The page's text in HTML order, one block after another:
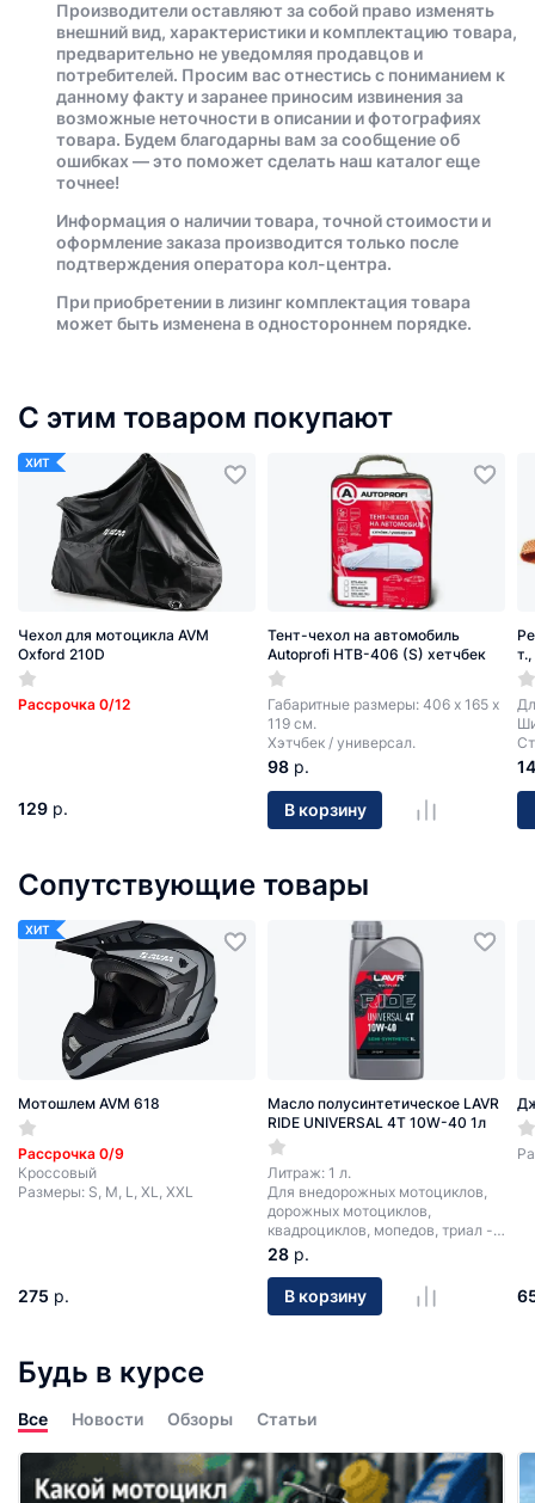
Производители оставляют за собой право изменять
внешний вид, характеристики и комплектацию товара,
предварительно не уведомляя продавцов и
потребителей. Просим вас отнестись с пониманием к
данному факту и заранее приносим извинения за
возможные неточности в описании и фотографиях
товара. Будем благодарны вам за сообщение об
ошибках — это поможет сделать наш каталог еще
точнее!
Информация о наличии товара, точной стоимости и
оформление заказа производится только после
подтверждения оператора кол-центра.
При приобретении в лизинг комплектация товара
может быть изменена в одностороннем порядке.
С этим товаром покупают
ХИТ
Чехол для мотоцикла AVM
Oxford 210D
Рассрочка 0/12
129 р.
Тент-чехол на автомобиль
Autoprofi HTB-406 (S) хетчбек
Габаритные размеры: 406 х 165 х
119 см.
Хэтчбек / универсал.
98 р.
В корзину
14
Сопутствующие товары
ХИТ
Мотошлем AVM 618
Рассрочка 0/9
Кроссовый
Размеры: S, M, L, XL, XXL
275 р.
Масло полусинтетическое LAVR
RIDE UNIVERSAL 4T 10W-40 1л
Литраж: 1 л.
Для внедорожных мотоциклов,
дорожных мотоциклов,
квадроциклов, мопедов, триал -
мотоциклов.
28 р.
В корзину
Будь в курсе
Все Новости Обзоры Статьи